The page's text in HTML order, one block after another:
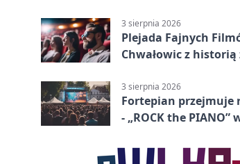
3 sierpnia 2026
Plejada Fajnych
Chwałowic z
3 sierpnia 2026
Fortepian przejmuje
- „ROCK the PIANO”